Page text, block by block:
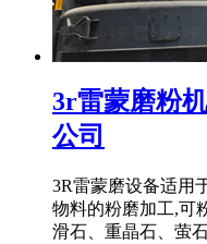
3r雷蒙磨粉
公司
3R雷蒙磨设备适用
物料的粉磨加工,可
滑石、重晶石、萤